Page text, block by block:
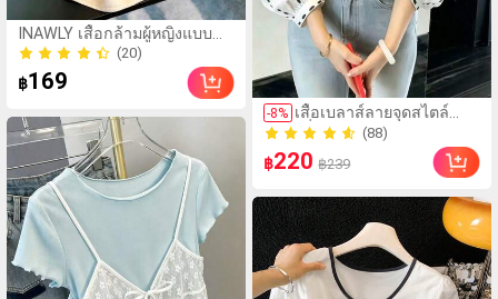
INAWLY เสื้อกล้ามผู้หญิงแบบ
ใหม่ ลำลอง ทรงหลวม ดีไซน์
พรางหุ่น ผูกเชือก แขนกุด
(20)
70+ ขายแล้ว
(20)
70+ ขายแล้ว
฿169
-8% เสื้อเบลาส์ลายจุดสไตล์
ฝรั่งเศสฤดูใบไม้ร่วง, ทรง
เข้ารูป, แขนยาวคอวี,
สไตล์ใหม่ฤดูใบไม้ผลิ,
ป้องกันแสงแดด, ใส่ไป
ทำงานและลำลอง สีขาว
(88)
100+ ขายแล้ว
(88)
100+ ขายแล้ว
฿220 ฿239